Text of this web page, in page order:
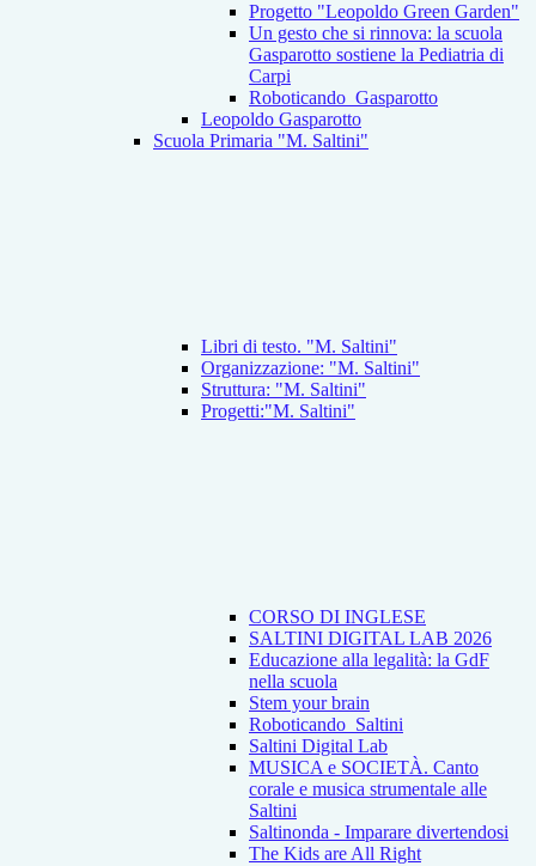
Progetto "Leopoldo Green Garden"
Un gesto che si rinnova: la scuola
Gasparotto sostiene la Pediatria di
Carpi
Roboticando_Gasparotto
Leopoldo Gasparotto
Scuola Primaria "M. Saltini"
Libri di testo. "M. Saltini"
Organizzazione: "M. Saltini"
Struttura: "M. Saltini"
Progetti:"M. Saltini"
CORSO DI INGLESE
SALTINI DIGITAL LAB 2026
Educazione alla legalità: la GdF
nella scuola
Stem your brain
Roboticando_Saltini
Saltini Digital Lab
MUSICA e SOCIETÀ. Canto
corale e musica strumentale alle
Saltini
Saltinonda - Imparare divertendosi
The Kids are All Right